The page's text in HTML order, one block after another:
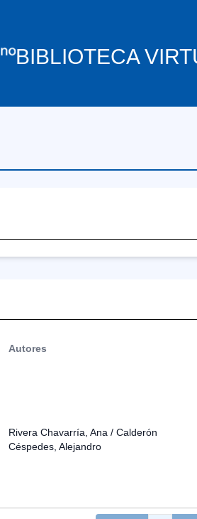
BIBLIOTECA
Autores
Rivera Chavarría, Ana / Calderón
Céspedes, Alejandro